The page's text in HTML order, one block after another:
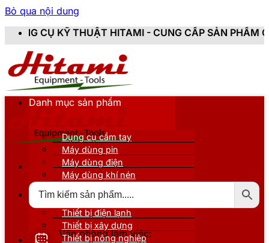
Bỏ qua nội dung
HITAMI - CUNG CẤP SẢN PHẨM CHÍNH HÃNG, MỚI
Văn phòng làm việc:
Danh mục sản phẩm
Dụng cụ cầm tay
Máy dùng pin
Máy dùng điện
Máy dùng khí nén
Thiết bị nâng đỡ
Thiết bị điện lạnh
Thiết bị xây dựng
Thiết bị nông nghiệp